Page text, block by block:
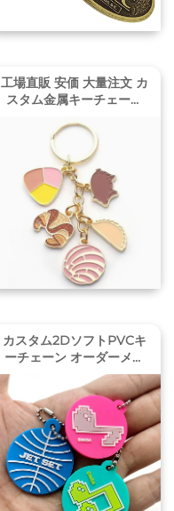
工場直販 安価 大量注文 カ
スタム金属キーチェーン
いいロゴ 卸売 カスタムレ
ター ハードエナメルキー
チェーン
カスタム2DソフトPVCキ
ーチェーン オーダーメイ
ドソフトゴムキーリング 3
Dカスタマイズシリコンゴ
ムキーチェーン